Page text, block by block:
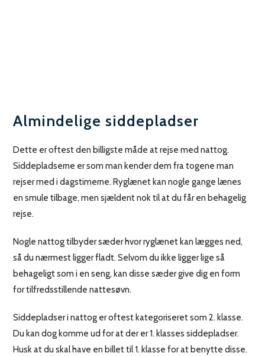
Almindelige siddepladser
Dette er oftest den billigste måde at rejse med nattog.
Siddepladserne er som man kender dem fra togene man
rejser med i dagstimerne. Ryglænet kan nogle gange lænes
en smule tilbage, men sjældent nok til at du får en behagelig
rejse.
Nogle nattog tilbyder sæder hvor ryglænet kan lægges ned,
så du nærmest ligger fladt. Selvom du ikke ligger lige så
behageligt som i en seng, kan disse sæder give dig en form
for tilfredsstillende nattesøvn.
Siddepladser i nattog er oftest kategoriseret som 2. klasse.
Du kan dog komme ud for at der er 1. klasses siddepladser.
Husk at du skal have en billet til 1. klasse for at benytte disse.